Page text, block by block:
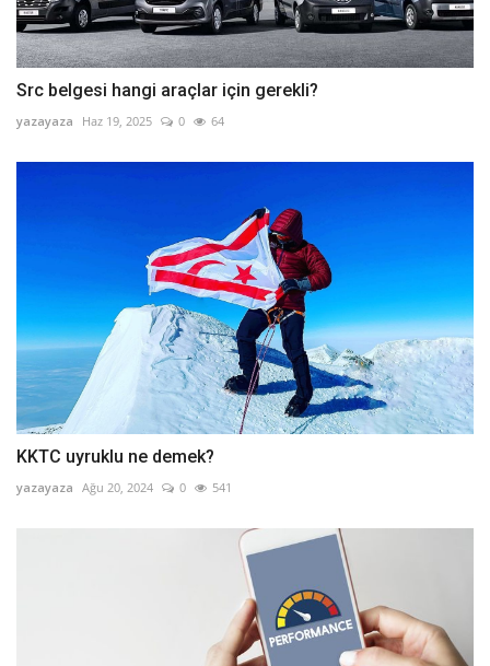
Src belgesi hangi araçlar için gerekli?
yazayaza Haz 19, 2025 0 64
KKTC uyruklu ne demek?
yazayaza Ağu 20, 2024 0 541